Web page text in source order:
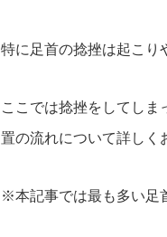
特に足首の捻挫は起こり
ここでは捻挫をしてしま
置の流れについて詳しく
※本記事では最も多い足